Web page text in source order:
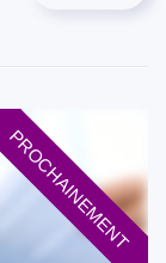
PROCHAINEMENT
PROCHAINEMENT